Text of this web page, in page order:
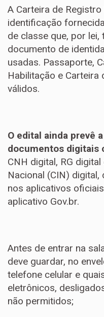
A Carteira de
identificação
de classe que, por lei,
documento de
usadas. Passaporte,
Habilitação e Carteira
válidos.
O edital ainda prevê
documentos digitais
CNH digital, RG
Nacional (CIN)
nos aplicativos
aplicativo Gov.br.
Antes de entrar na
deve guardar, no
telefone celular e
eletrônicos,
não permitidos;